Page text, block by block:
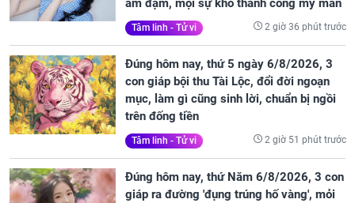
ảm đạm, mọi sự khó thành công mỹ mãn
Tâm linh - Tử vi 2 giờ 36 phút trước
Đúng hôm nay, thứ 5 ngày 6/8/2026, 3
con giáp bội thu Tài Lộc, đổi đời ngoạn
mục, làm gì cũng sinh lời, chuẩn bị ngồi
trên đống tiền
Tâm linh - Tử vi 2 giờ 51 phút trước
Đúng hôm nay, thứ Năm 6/8/2026, 3 con
giáp ra đường 'đụng trúng hố vàng', mỏi